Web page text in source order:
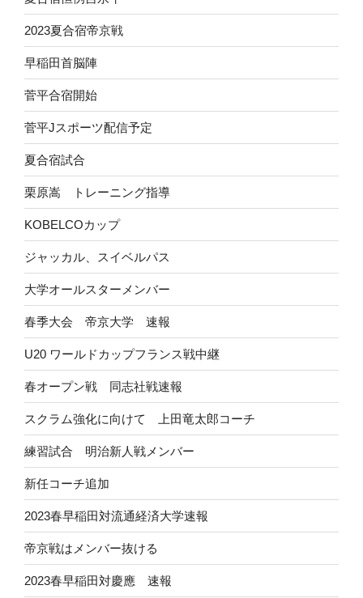
2023夏合宿帝京戦
早稲田首脳陣
菅平合宿開始
菅平Jスポーツ配信予定
夏合宿試合
栗原嵩 トレーニング指導
KOBELCOカップ
ジャッカル、スイベルパス
大学オールスターメンバー
春季大会 帝京大学 速報
U20 ワールドカップフランス戦中継
春オープン戦 同志社戦速報
スクラム強化に向けて 上田竜太郎コーチ
練習試合 明治新人戦メンバー
新任コーチ追加
2023春早稲田対流通経済大学速報
帝京戦はメンバー抜ける
2023春早稲田対慶應 速報